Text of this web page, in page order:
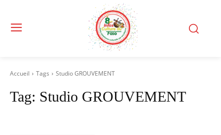
Accueil Tags Studio GROUVEMENT
Tag: Studio GROUVEMENT